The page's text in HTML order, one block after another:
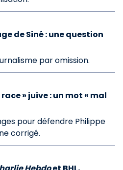
de Siné : une question
par omission.
» juive : un mot « mal
pour défendre Philippe
corrigé.